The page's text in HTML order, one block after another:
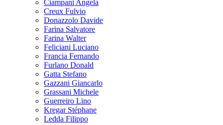
Ciampani Angela
Creux Fulvio
Donazzolo Davide
Farina Salvatore
Farina Walter
Feliciani Luciano
Francia Fernando
Furlano Donald
Gatta Stefano
Gazzani Giancarlo
Grassani Michele
Guerreiro Lino
Kregar Stéphane
Ledda Filippo